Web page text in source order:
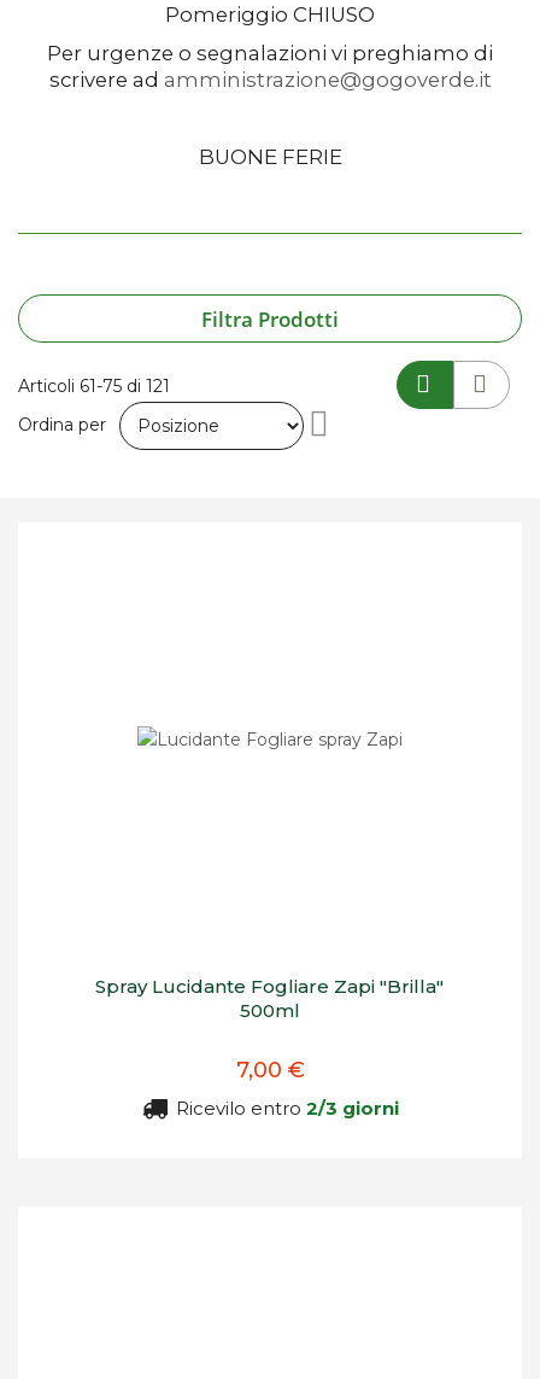
Pomeriggio CHIUSO
Per urgenze o segnalazioni vi preghiamo di
scrivere ad amministrazione@gogoverde.it
BUONE FERIE
Filtra Prodotti
Articoli 61-75 di 121
Ordina per
Spray Lucidante Fogliare Zapi "Brilla"
500ml
7,00 €
Ricevilo entro 2/3 giorni